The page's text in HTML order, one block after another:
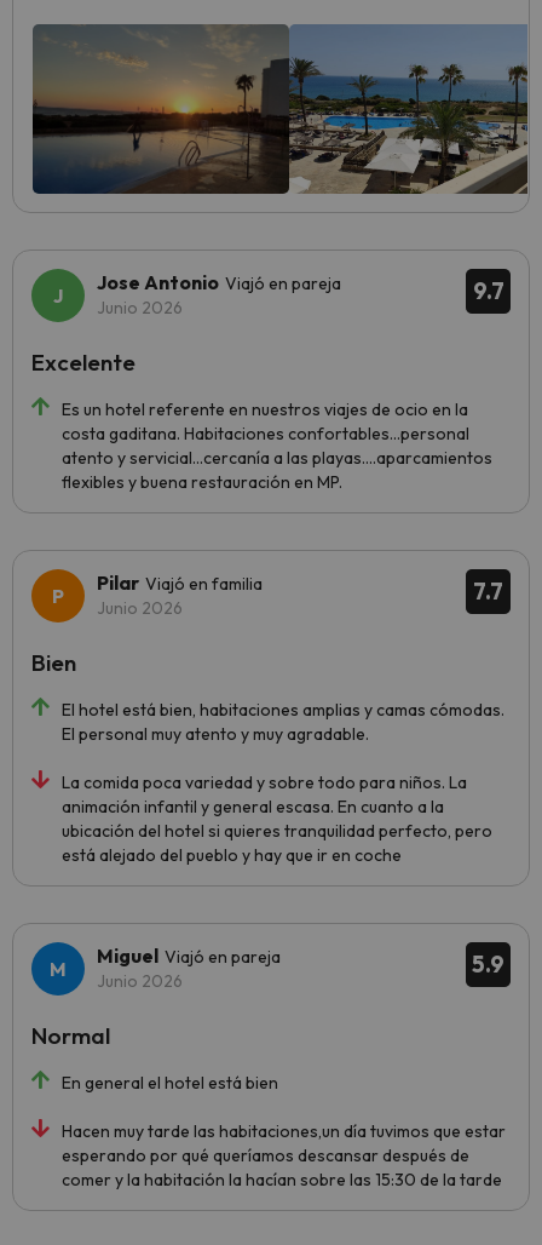
9.7
Jose Antonio Viajó en pareja
Junio 2026
Es un hotel referente en nuestros viajes de ocio en la
costa gaditana. Habitaciones confortables...personal
atento y servicial...cercanía a las playas....aparcamientos
flexibles y buena restauración en MP.
Excelente
7.7
Pilar Viajó en familia
Junio 2026
El hotel está bien, habitaciones amplias y camas cómodas.
El personal muy atento y muy agradable.
La comida poca variedad y sobre todo para niños. La
animación infantil y general escasa. En cuanto a la
ubicación del hotel si quieres tranquilidad perfecto, pero
está alejado del pueblo y hay que ir en coche
Bien
5.9
Miguel Viajó en pareja
Junio 2026
En general el hotel está bien
Hacen muy tarde las habitaciones,un día tuvimos que estar
esperando por qué queríamos descansar después de
comer y la habitación la hacían sobre las 15:30 de la tarde
Normal